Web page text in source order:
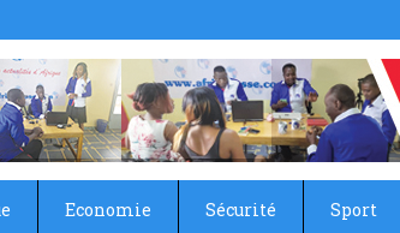
Economie Sécurité Sport